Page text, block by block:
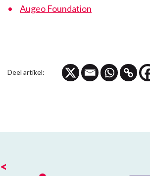
Augeo Foundation
Deel artikel:
<